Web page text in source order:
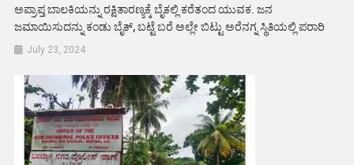
ಅಪ್ರಾಪ್ತ ಬಾಲಕಿಯನ್ನು ರಕ್ಷಿತಾರಣ್ಯಕ್ಕೆ ಬೈಕಲ್ಲಿ ಕರೆತಂದ ಯುವಕ. ಜನ
ಜಮಾಯಿಸುದನ್ನು ಕಂಡು ಬೈಕ್, ಬಟ್ಟೆ ಬರೆ ಅಲ್ಲೇ ಬಿಟ್ಟು ಅರೆನಗ್ನ ಸ್ಥಿತಿಯಲ್ಲಿ ಪರಾರಿ
July 23, 2024